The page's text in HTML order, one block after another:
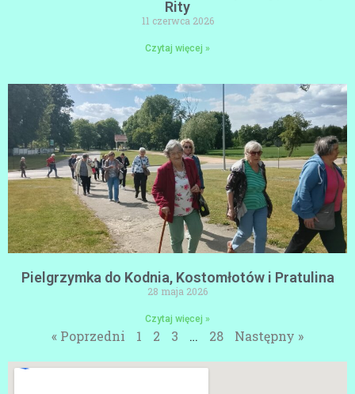
Rity
11 czerwca 2026
Czytaj więcej »
Pielgrzymka do Kodnia, Kostomłotów i Pratulina
28 maja 2026
Czytaj więcej »
« Poprzedni 1 2 3 … 28 Następny »